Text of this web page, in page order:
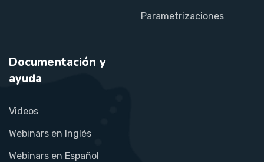
Parametrizaciones
Documentación y
ayuda
Videos
Webinars en Inglés
Webinars en Español